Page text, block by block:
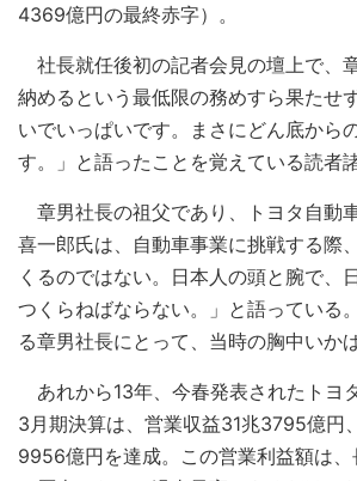
4369億円の最終赤字）。
社長就任後初の記者会見の壇上で、
納めるという最低限の務めすら果たせ
いでいっぱいです。まさにどん底から
す。」と語ったことを覚えている読者
章男社長の祖父であり、トヨタ自動
喜一郎氏は、自動車事業に挑戦する際
くるのではない。日本人の頭と腕で、
つくらねばならない。」と語っている
る章男社長にとって、当時の胸中いか
あれから13年、今春発表されたトヨ
3月期決算は、営業収益31兆3795億円
9956億円を達成。この営業利益額は